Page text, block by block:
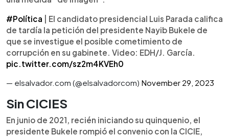
#Política | El candidato presidencial Luis Parada califica
de tardía la petición del presidente Nayib Bukele de
que se investigue el posible cometimiento de
corrupción en su gabinete. Video: EDH/J. García.
pic.twitter.com/sz2m4KVEh0
— elsalvador.com (@elsalvadorcom) November 29, 2023
Sin CICIES
En junio de 2021, recién iniciando su quinquenio, el
presidente Bukele rompió el convenio con la CICIE,